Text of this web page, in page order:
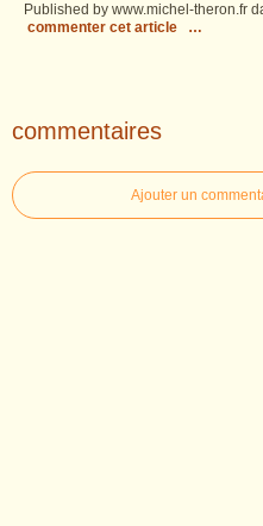
Published by www.michel-theron.fr
commenter cet article
…
commentaires
Ajouter un